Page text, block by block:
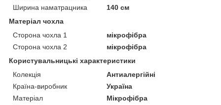
Ширина наматрацника
140 см
Матеріал чохла
Сторона чохла 1
мікрофібра
Сторона чохла 2
мікрофібра
Користувальницькі характеристики
Колекція
Антиалергійні
Країна-виробник
Україна
Матеріал
Мікрофібра